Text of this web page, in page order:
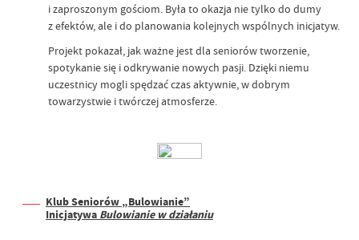
i zaproszonym gościom. Była to okazja nie tylko do dumy
z efektów, ale i do planowania kolejnych wspólnych inicjatyw.
Projekt pokazał, jak ważne jest dla seniorów tworzenie,
spotykanie się i odkrywanie nowych pasji. Dzięki niemu
uczestnicy mogli spędzać czas aktywnie, w dobrym
towarzystwie i twórczej atmosferze.
Klub Seniorów „Bulowianie”
Inicjatywa Bulowianie w działaniu